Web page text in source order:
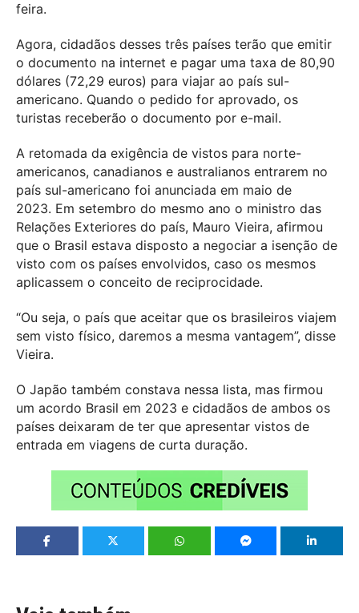
feira.
Agora, cidadãos desses três países terão que emitir
o documento na internet e pagar uma taxa de 80,90
dólares (72,29 euros) para viajar ao país sul-
americano. Quando o pedido for aprovado, os
turistas receberão o documento por e-mail.
A retomada da exigência de vistos para norte-
americanos, canadianos e australianos entrarem no
país sul-americano foi anunciada em maio de
2023. Em setembro do mesmo ano o ministro das
Relações Exteriores do país, Mauro Vieira, afirmou
que o Brasil estava disposto a negociar a isenção de
visto com os países envolvidos, caso os mesmos
aplicassem o conceito de reciprocidade.
“Ou seja, o país que aceitar que os brasileiros viajem
sem visto físico, daremos a mesma vantagem”, disse
Vieira.
O Japão também constava nessa lista, mas firmou
um acordo Brasil em 2023 e cidadãos de ambos os
países deixaram de ter que apresentar vistos de
entrada em viagens de curta duração.